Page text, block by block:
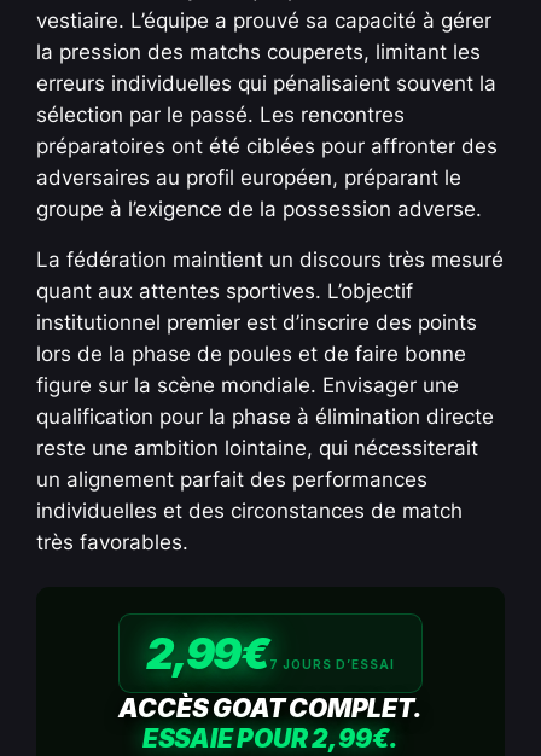
vestiaire. L’équipe a prouvé sa capacité à gérer
la pression des matchs couperets, limitant les
erreurs individuelles qui pénalisaient souvent la
sélection par le passé. Les rencontres
préparatoires ont été ciblées pour affronter des
adversaires au profil européen, préparant le
groupe à l’exigence de la possession adverse.
La fédération maintient un discours très mesuré
quant aux attentes sportives. L’objectif
institutionnel premier est d’inscrire des points
lors de la phase de poules et de faire bonne
figure sur la scène mondiale. Envisager une
qualification pour la phase à élimination directe
reste une ambition lointaine, qui nécessiterait
un alignement parfait des performances
individuelles et des circonstances de match
très favorables.
2,99€7 JOURS D’ESSAI
ACCÈS GOAT COMPLET.
ESSAIE POUR 2,99€.